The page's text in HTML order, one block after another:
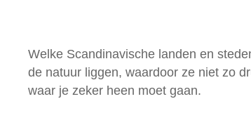
Welke Scandinavische landen en
de natuur liggen, waardoor ze niet zo
waar je zeker heen moet gaan.